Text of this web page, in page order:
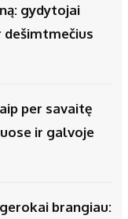
gydytojai
dešimtmečius
per savaitę
ir galvoje
brangiau: